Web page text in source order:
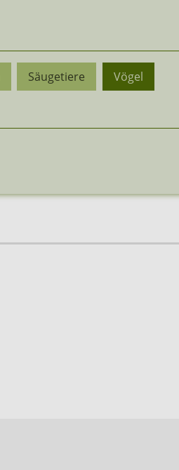
Säugetiere Vögel